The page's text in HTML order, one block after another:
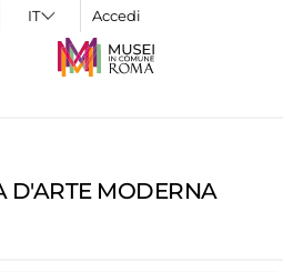
Accedi
D'ARTE MODERNA